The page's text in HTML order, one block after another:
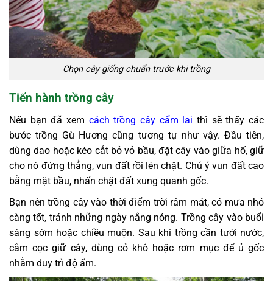
Chọn cây giống chuẩn trước khi trồng
Tiến hành trồng cây
Nếu bạn đã xem cách trồng cây cẩm lai thì sẽ thấy các
bước trồng Gù Hương cũng tương tự như vậy. Đầu tiên,
dùng dao hoặc kéo cắt bỏ vỏ bầu, đặt cây vào giữa hố, giữ
cho nó đứng thẳng, vun đất rồi lén chặt. Chú ý vun đất cao
bằng mặt bầu, nhấn chặt đất xung quanh gốc.
Bạn nên trồng cây vào thời điểm trời râm mát, có mưa nhỏ
càng tốt, tránh những ngày nắng nóng. Trồng cây vào buổi
sáng sớm hoặc chiều muộn. Sau khi trồng cần tưới nước,
cắm cọc giữ cây, dùng cỏ khô hoặc rơm mục để ủ gốc
nhằm duy trì độ ẩm.